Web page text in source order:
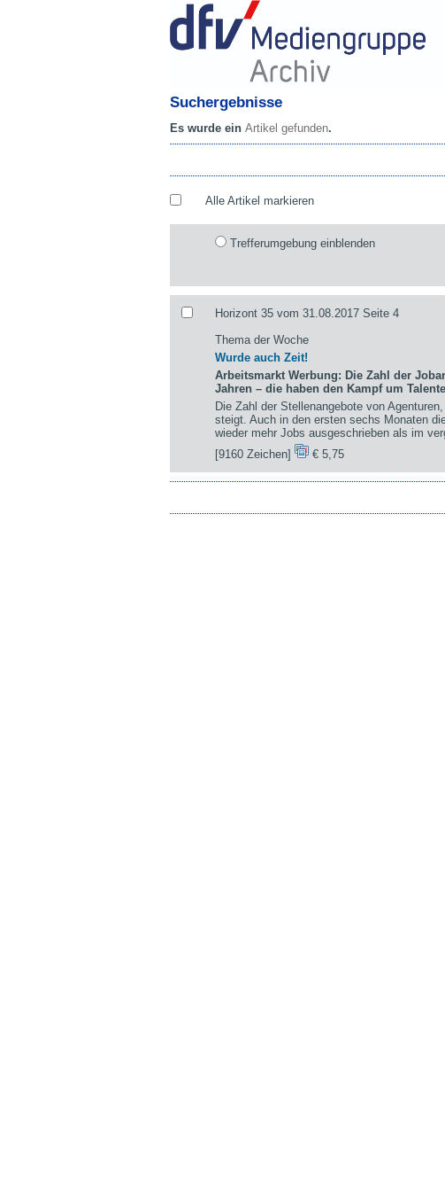
Suchergebnisse
Es wurde ein Artikel gefunden.
Alle Artikel markieren
Trefferumgebung einblenden
Horizont 35 vom 31.08.2017 Seite 4
Thema der Woche
Wurde auch Zeit!
Arbeitsmarkt Werbung: Die Zahl der
Jahren – die haben den Kampf um
Die Zahl der Stellenangebote von
steigt. Auch in den ersten sechs Monaten
wieder mehr Jobs ausgeschrieben als im
[9160 Zeichen]
€ 5,75